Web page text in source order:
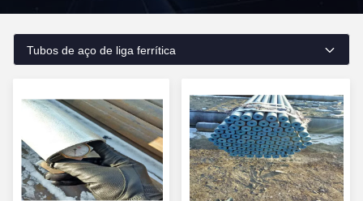
Tubos de aço de liga ferrítica